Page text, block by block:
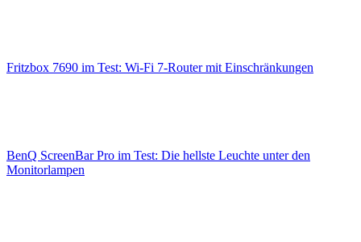
Fritzbox 7690 im Test: Wi-Fi 7-Router mit Einschränkungen
BenQ ScreenBar Pro im Test: Die hellste Leuchte unter den
Monitorlampen